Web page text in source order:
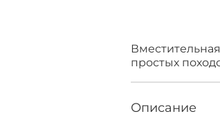
простых
Описание